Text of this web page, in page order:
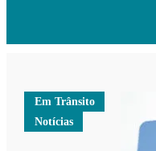
Em Trânsito
Notícias